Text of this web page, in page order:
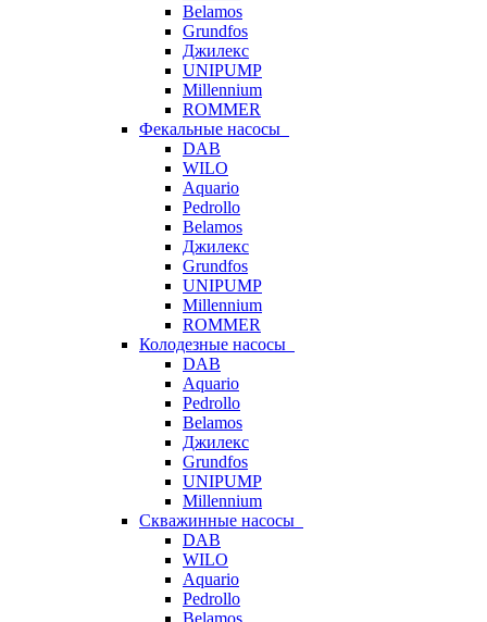
Belamos
Grundfos
Джилекс
UNIPUMP
Millennium
ROMMER
Фекальные насосы
DAB
WILO
Aquario
Pedrollo
Belamos
Джилекс
Grundfos
UNIPUMP
Millennium
ROMMER
Колодезные насосы
DAB
Aquario
Pedrollo
Belamos
Джилекс
Grundfos
UNIPUMP
Millennium
Скважинные насосы
DAB
WILO
Aquario
Pedrollo
Belamos